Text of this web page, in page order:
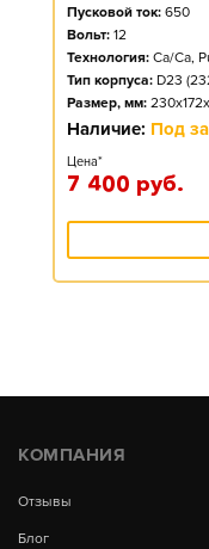
Пусковой ток: 650
Вольт: 12
Технология: Ca/Ca,
Тип корпуса: D23
Размер, мм:
Наличие: Под
Цена*
7 400 руб.
КОМПАНИЯ
Отзывы
Блог